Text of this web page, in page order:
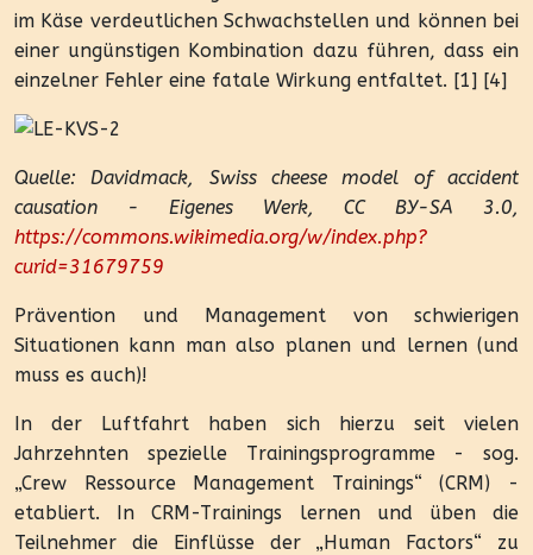
im Käse verdeutlichen Schwachstellen und können bei
einer ungünstigen Kombination dazu führen, dass ein
einzelner Fehler eine fatale Wirkung entfaltet. [1] [4]
Quelle: Davidmack, Swiss cheese model of accident
causation - Eigenes Werk, CC BY-SA 3.0,
https://commons.wikimedia.org/w/index.php?
curid=31679759
Prävention und Management von schwierigen
Situationen kann man also planen und lernen (und
muss es auch)!
In der Luftfahrt haben sich hierzu seit vielen
Jahrzehnten spezielle Trainingsprogramme - sog.
„Crew Ressource Management Trainings“ (CRM) -
etabliert. In CRM-Trainings lernen und üben die
Teilnehmer die Einflüsse der „Human Factors“ zu